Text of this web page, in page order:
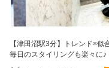
【津田沼駅3分】トレンド×
毎日のスタイリングも楽々に♪